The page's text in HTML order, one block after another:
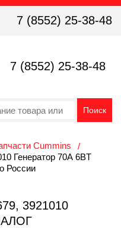
7 (8552) 25-38-48
7 (8552) 25-38-48
Cummins
Генератор 70А 6BT
России
3921010